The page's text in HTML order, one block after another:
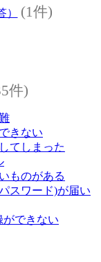
(1件)
件)
きない
てしまった
ものがある
スワード)が届い
ができない